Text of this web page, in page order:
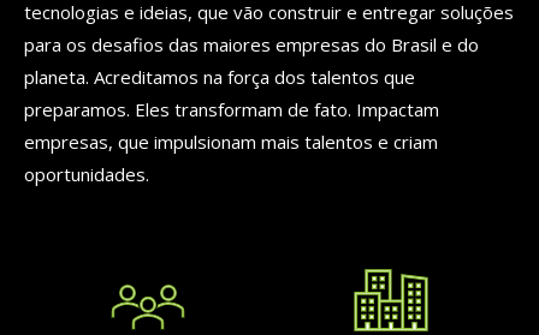
tecnologias e ideias, que vão construir e entregar soluções
para os desafios das maiores empresas do Brasil e do
planeta. Acreditamos na força dos talentos que
preparamos. Eles transformam de fato. Impactam
empresas, que impulsionam mais talentos e criam
oportunidades.